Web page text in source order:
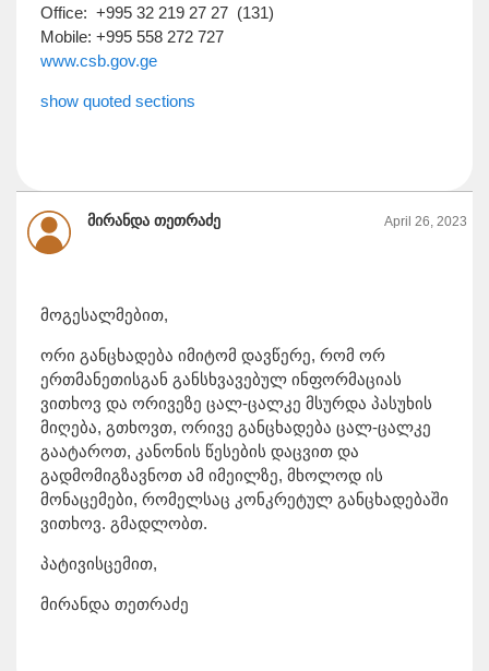
Office: +995 32 219 27 27 (131)
Mobile: +995 558 272 727
www.csb.gov.ge
show quoted sections
მირანდა თეთრაძე April 26, 2023
მოგესალმებით,
ორი განცხადება იმიტომ დავწერე, რომ ორ
ერთმანეთისგან განსხვავებულ ინფორმაციას
ვითხოვ და ორივეზე ცალ-ცალკე მსურდა პასუხის
მიღება, გთხოვთ, ორივე განცხადება ცალ-ცალკე
გაატაროთ, კანონის წესების დაცვით და
გადმომიგზავნოთ ამ იმეილზე, მხოლოდ ის
მონაცემები, რომელსაც კონკრეტულ განცხადებაში
ვითხოვ. გმადლობთ.
პატივისცემით,
მირანდა თეთრაძე